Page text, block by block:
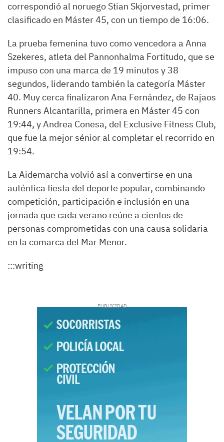
correspondió al noruego Stian Skjorvestad, primer
clasificado en Máster 45, con un tiempo de 16:06.
La prueba femenina tuvo como vencedora a Anna
Szekeres, atleta del Pannonhalma Fortitudo, que se
impuso con una marca de 19 minutos y 38
segundos, liderando también la categoría Máster
40. Muy cerca finalizaron Ana Fernández, de Rajaos
Runners Alcantarilla, primera en Máster 45 con
19:44, y Andrea Conesa, del Exclusive Fitness Club,
que fue la mejor sénior al completar el recorrido en
19:54.
La Aidemarcha volvió así a convertirse en una
auténtica fiesta del deporte popular, combinando
competición, participación e inclusión en una
jornada que cada verano reúne a cientos de
personas comprometidas con una causa solidaria
en la comarca del Mar Menor.
:::writing